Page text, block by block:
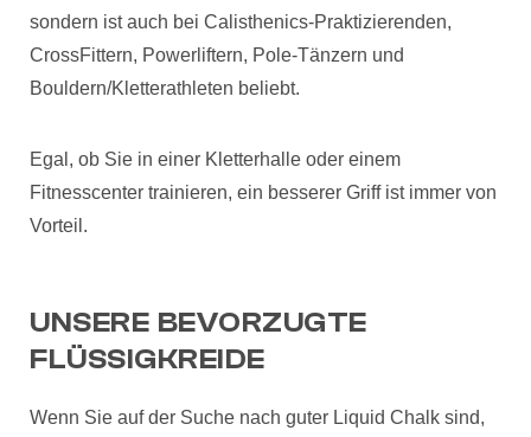
sondern ist auch bei Calisthenics-Praktizierenden,
CrossFittern, Powerliftern, Pole-Tänzern und
Bouldern/Kletterathleten beliebt.
Egal, ob Sie in einer Kletterhalle oder einem
Fitnesscenter trainieren, ein besserer Griff ist immer von
Vorteil.
UNSERE BEVORZUGTE
FLÜSSIGKREIDE
Wenn Sie auf der Suche nach guter Liquid Chalk sind,